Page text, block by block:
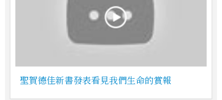
聖賀德佳新書發表看見我們生命的賞報